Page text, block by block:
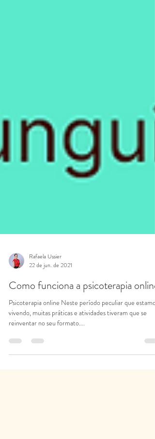
Rafaela Ussier
22 de jun. de 2021
Como funciona a psicoterapia
Psicoterapia online Neste período peculiar que estamos
vivendo, muitas práticas e atividades tiveram que se
reinventar no seu formato....